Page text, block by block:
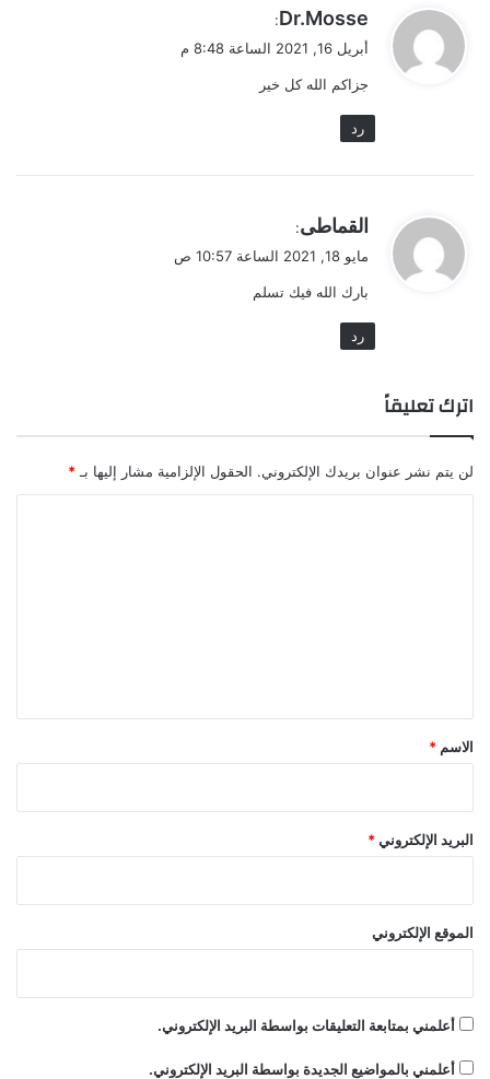
ي
ق
ل
Dr.Mosse
:
أبريل 16, 2021 الساعة 8:48 م
جزاكم الله كل خير
رد
ي
ل
القماطى:
مايو 18, 2021 الساعة 10:57 ص
بارك الله فيك تسلم
رد
اترك تعليقاً
لن يتم نشر عنوان بريدك الإلكتروني. الحقول الإلزامية مشار إليها بـ *
*
الاسم *
البريد الإلكتروني*
الموقع الإلكتروني
أعلمني بمتابعة التعليقات بواسطة البريد الإلكتروني.
أعلمني بالمواضيع الجديدة بواسطة البريد الإلكتروني.